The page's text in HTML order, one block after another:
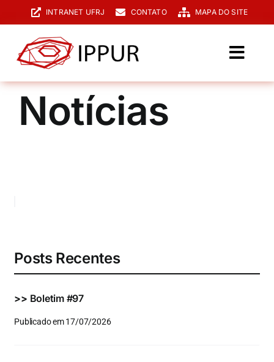
para
conteúdo
INTRANET UFRJ CONTATO MAPA DO SITE
O IPPUR
Graduação
Eventos e Certificados
Notícias
Posts Recentes
>> Boletim #97
Publicado em 17/07/2026